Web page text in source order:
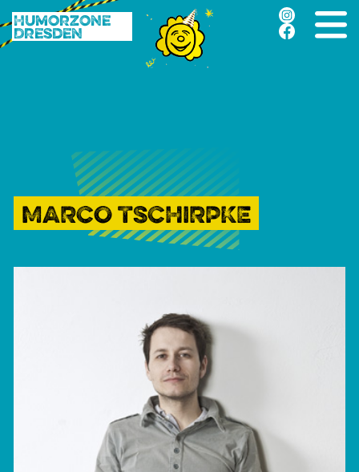
Humorzone
Dresden
MARCO TSCHIRPKE